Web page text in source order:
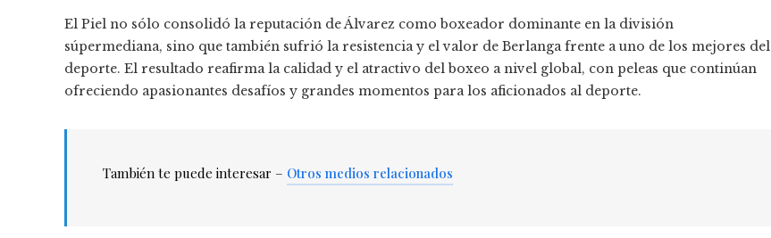
El Piel no sólo consolidó la reputación de Álvarez como boxeador dominante en la división
súpermediana, sino que también sufrió la resistencia y el valor de Berlanga frente a uno de los mejores del
deporte. El resultado reafirma la calidad y el atractivo del boxeo a nivel global, con peleas que continúan
ofreciendo apasionantes desafíos y grandes momentos para los aficionados al deporte.
También te puede interesar – Otros medios relacionados